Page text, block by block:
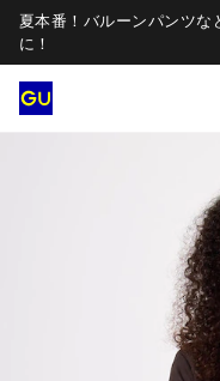
夏本番！バルーンパンツな
に！